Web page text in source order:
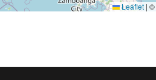
Leaflet | ©